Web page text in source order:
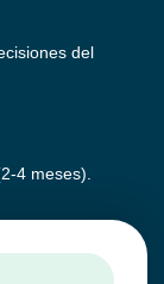
del
4 meses).